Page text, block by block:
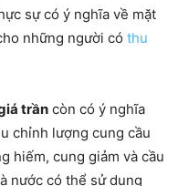
sự có ý nghĩa về mặt
những người có thu
trần còn có ý nghĩa
chỉnh lượng cung cầu
hiếm, cung giảm và cầu
nước có thể sử dụng